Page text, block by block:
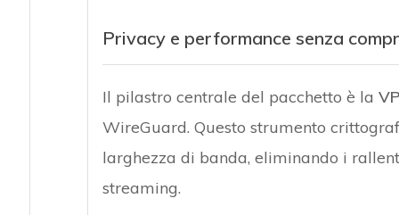
Privacy e performance senza
Il pilastro centrale del pacchetto è la
WireGuard. Questo strumento
larghezza di banda, eliminando i
streaming.